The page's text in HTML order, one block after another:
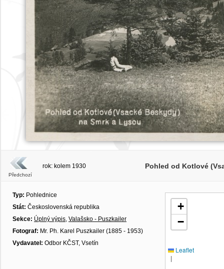
Předchozí
rok: kolem 1930 Pohled od Kotlové
Typ: Pohlednice
Stát: Československá republika
Sekce: Úplný výpis, Valašsko - Puszkailer
Fotograf: Mr. Ph. Karel Puszkailer (1885 - 1953)
Vydavatel: Odbor KČST, Vsetín
+
−
Leaflet
|